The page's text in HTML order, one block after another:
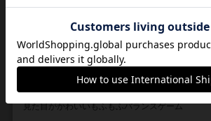
ヴァルシュもデザインしたバランスゲーム！
見た目がかわいいもふもふバランスゲーム